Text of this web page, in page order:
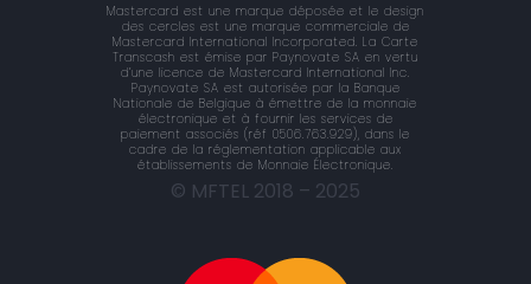
Mastercard est une marque déposée et le design
des cercles est une marque commerciale de
Mastercard International Incorporated. La Carte
Transcash est émise par Paynovate SA en vertu
d’une licence de Mastercard International Inc.
Paynovate SA est autorisée par la Banque
Nationale de Belgique à émettre de la monnaie
électronique et à fournir les services de
paiement associés (réf 0506.763.929), dans le
cadre de la réglementation applicable aux
établissements de Monnaie Électronique.
© MFTEL 2018 – 2025